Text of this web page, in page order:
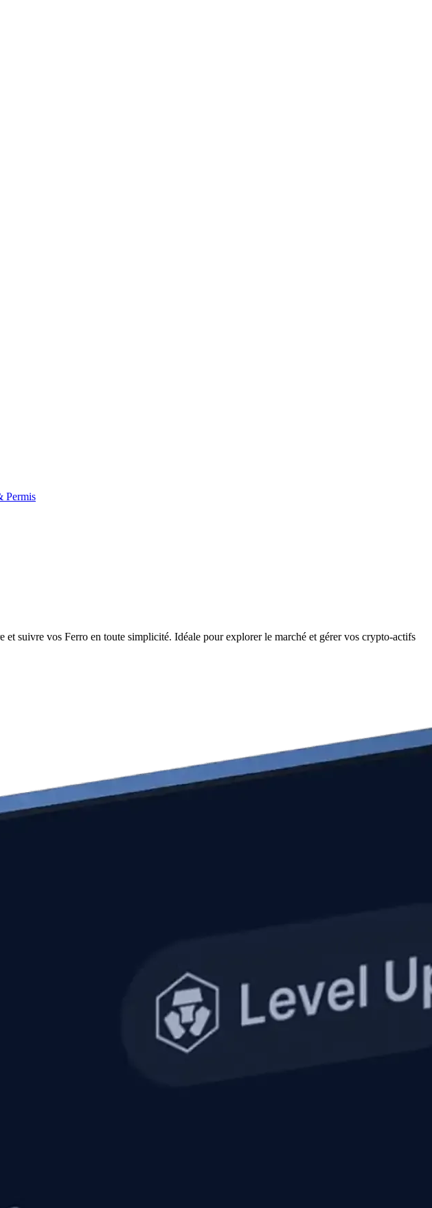
Permis
suivre vos Ferro en toute simplicité. Idéale pour explorer le marché et gérer vos crypto-actifs